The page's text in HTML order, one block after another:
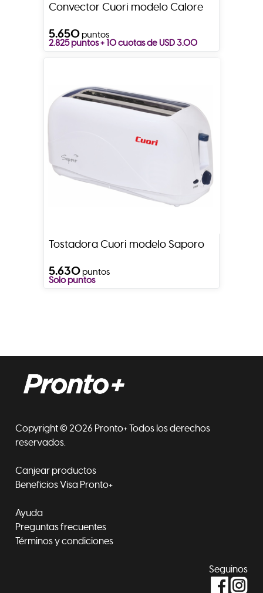
Convector Cuori modelo Calore
5.650puntos
2.825 puntos + 10 cuotas de USD 3.00
Tostadora Cuori modelo Saporo
5.630puntos
Solo puntos
Copyright © 2026 Pronto+ Todos los derechos
reservados.
Canjear productos
Beneficios Visa Pronto+
Ayuda
Preguntas frecuentes
Términos y condiciones
Seguinos